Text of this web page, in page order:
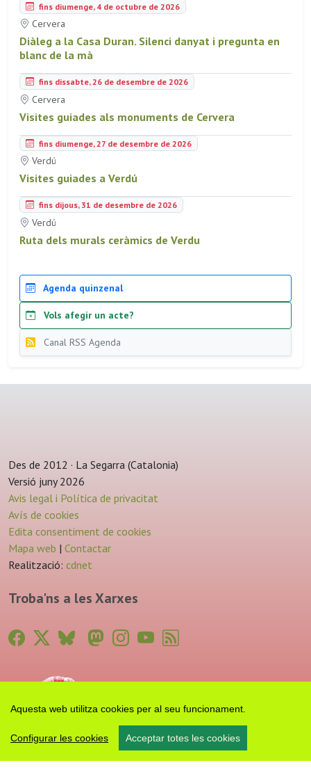
Aquesta web utilitza cookies per al seu funcionament.
Configurar les cookies Acceptar totes les cookies
fins diumenge, 4 de octubre de 2026
Cervera
Diàleg a la Casa Duran. Silenci danyat i pregunta en
blanc de la mà
fins dissabte, 26 de desembre de 2026
Cervera
Visites guiades als monuments de Cervera
fins diumenge, 27 de desembre de 2026
Verdú
Visites guiades a Verdú
fins dijous, 31 de desembre de 2026
Verdú
Ruta dels murals ceràmics de Verdu
Agenda quinzenal
Vols afegir un acte?
Canal RSS Agenda
Des de 2012 · La Segarra (Catalonia)
Versió juny 2026
Avis legal i Política de privacitat
Avís de cookies
Edita consentiment de cookies
Mapa web | Contactar
Realització: cdnet
Troba'ns a les Xarxes